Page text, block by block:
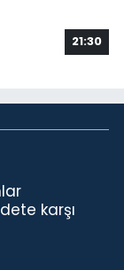
21:30
karşı